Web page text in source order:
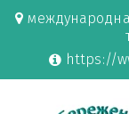
https://